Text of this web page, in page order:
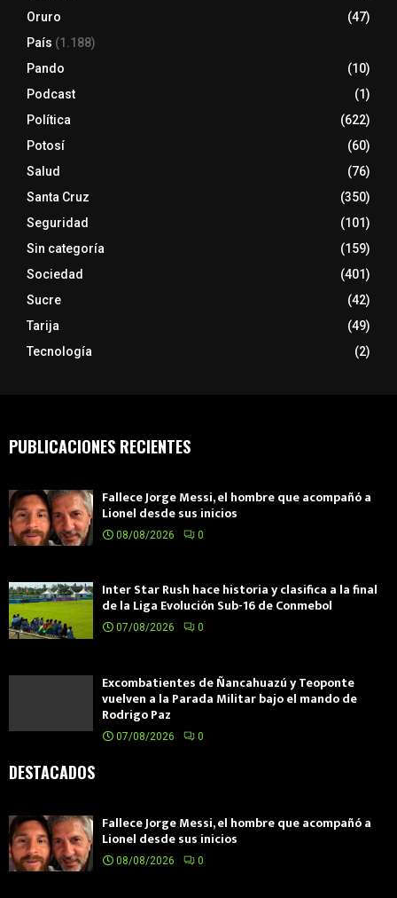
Oruro
(47)
País (1.188)
Pando
(10)
Podcast
(1)
Política
(622)
Potosí
(60)
Salud
(76)
Santa Cruz
(350)
Seguridad
(101)
Sin categoría
(159)
Sociedad
(401)
Sucre
(42)
Tarija
(49)
Tecnología
(2)
PUBLICACIONES RECIENTES
Fallece Jorge Messi, el hombre que acompañó a
Lionel desde sus inicios
08/08/2026 0
Inter Star Rush hace historia y clasifica a la final
de la Liga Evolución Sub-16 de Conmebol
07/08/2026 0
Excombatientes de Ñancahuazú y Teoponte
vuelven a la Parada Militar bajo el mando de
Rodrigo Paz
07/08/2026 0
DESTACADOS
Fallece Jorge Messi, el hombre que acompañó a
Lionel desde sus inicios
08/08/2026 0